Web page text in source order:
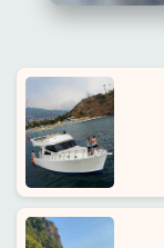
yorumları
Biz
kimiz
Sunduklarımız
Hizmet
Şartları